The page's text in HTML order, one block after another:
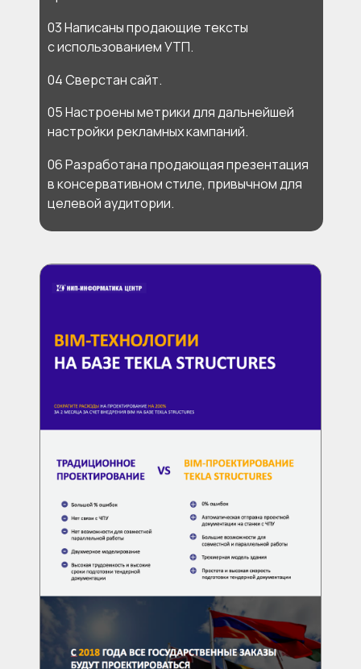
03 Написаны продающие тексты
с использованием УТП.
04 Сверстан сайт.
05 Настроены метрики для дальнейшей
настройки рекламных кампаний.
06 Разработана продающая презентация
в консервативном стиле, привычном для
целевой аудитории.